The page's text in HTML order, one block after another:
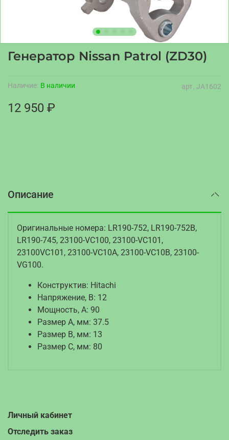
арт. JA1602
Наличие: В наличии
Генератор Nissan Patrol (ZD30)
12 950 ₽
Описание
Оригинальные номера: LR190-752, LR190-752B,
LR190-745, 23100-VC100, 23100-VC101,
23100VC101, 23100-VC10A, 23100-VC10B, 23100-
VG100.
Конструктив: Hitachi
Напряжение, В: 12
Мощность, А: 90
Размер A, мм: 37.5
Размер B, мм: 13
Размер C, мм: 80
Личный кабинет
Отследить заказ